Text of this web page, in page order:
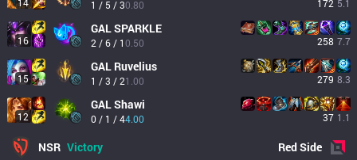
1 / 5 / 30.80 172 5.1
16
GALSPARKLE
2 / 6 / 10.50 258 7.7
15
GAL Ruvelius
1 / 3 / 21.00 279 8.3
12
GALShawi
0 / 1 / 44.00 37 1.1
NSR Victory RedSide